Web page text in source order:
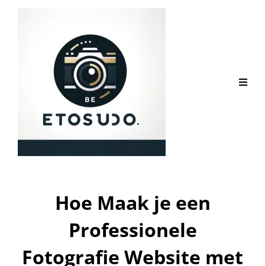
Hoe Maak je een
Professionele
Fotografie Website met